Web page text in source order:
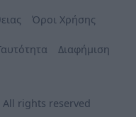
Όροι Χρήσης
Διαφήμιση
rights reserved